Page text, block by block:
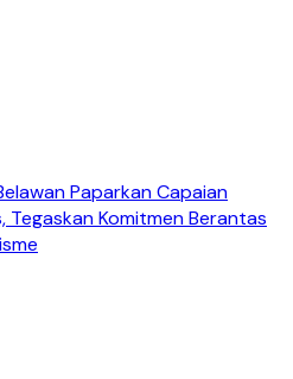
Paparkan Capaian
Tegaskan Komitmen Berantas